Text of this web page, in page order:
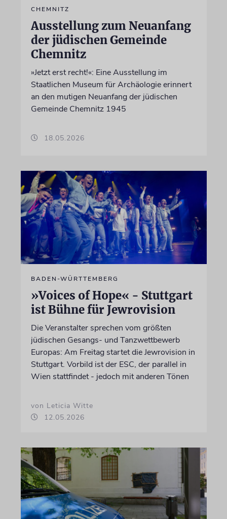
CHEMNITZ
Ausstellung zum Neuanfang
der jüdischen Gemeinde
Chemnitz
»Jetzt erst recht!«: Eine Ausstellung im
Staatlichen Museum für Archäologie erinnert
an den mutigen Neuanfang der jüdischen
Gemeinde Chemnitz 1945
18.05.2026
BADEN-WÜRTTEMBERG
»Voices of Hope« - Stuttgart
ist Bühne für Jewrovision
Die Veranstalter sprechen vom größten
jüdischen Gesangs- und Tanzwettbewerb
Europas: Am Freitag startet die Jewrovision in
Stuttgart. Vorbild ist der ESC, der parallel in
Wien stattfindet - jedoch mit anderen Tönen
von Leticia Witte
12.05.2026